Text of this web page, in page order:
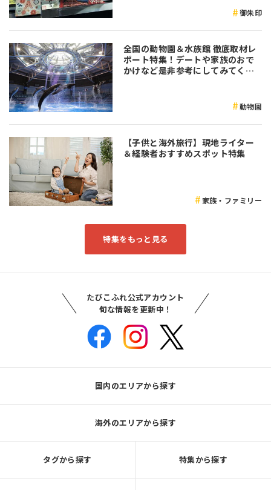
御朱印
全国の動物園＆水族館 徹底取材レ
ポート特集！デートや家族のおで
かけなど是非参考にしてみてくだ
動物園
【子供と海外旅行】現地ライター
＆経験者おすすめスポット特集
家族・ファミリー
特集をもっと見る
たびこふれ公式アカウント
旬な情報を更新中！
国内のエリアから探す
海外のエリアから探す
タグから探す 特集から探す